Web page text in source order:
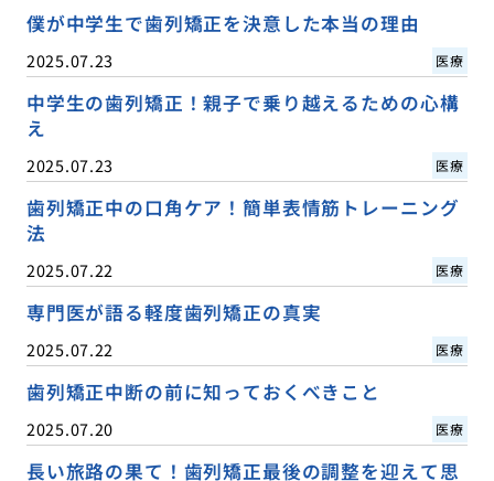
僕が中学生で歯列矯正を決意した本当の理由
2025.07.23 医療
中学生の歯列矯正！親子で乗り越えるための心構
え
2025.07.23 医療
歯列矯正中の口角ケア！簡単表情筋トレーニング
法
2025.07.22 医療
専門医が語る軽度歯列矯正の真実
2025.07.22 医療
歯列矯正中断の前に知っておくべきこと
2025.07.20 医療
長い旅路の果て！歯列矯正最後の調整を迎えて思